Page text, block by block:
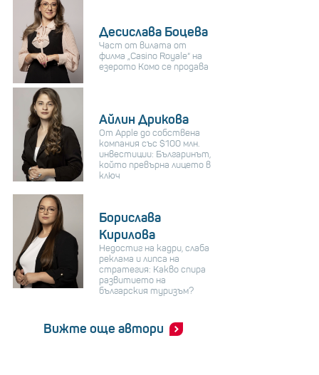
Десислава Боцева
Част от вилата от
филма „Casino Royale“ на
езерото Комо се продава
Айлин Дрикова
От Apple до собствена
компания със $100 млн.
инвестиции: Българинът,
който превърна лицето в
ключ
Борислава
Кирилова
Недостиг на кадри, слаба
реклама и липса на
стратегия: Какво спира
развитието на
българския туризъм?
Вижте още автори